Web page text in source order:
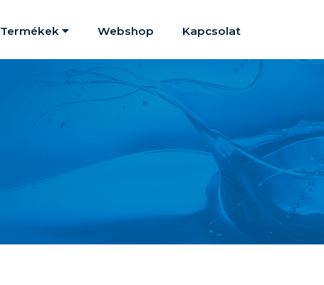
Termékek Webshop Kapcsolat